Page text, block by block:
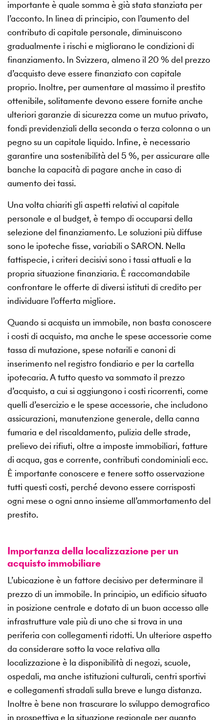
importante è quale somma è già stata stanziata per
l’acconto. In linea di principio, con l’aumento del
contributo di capitale personale, diminuiscono
gradualmente i rischi e migliorano le condizioni di
finanziamento. In Svizzera, almeno il 20 % del prezzo
d’acquisto deve essere finanziato con capitale
proprio. Inoltre, per aumentare al massimo il prestito
ottenibile, solitamente devono essere fornite anche
ulteriori garanzie di sicurezza come un mutuo privato,
fondi previdenziali della seconda o terza colonna o un
pegno su un capitale liquido. Infine, è necessario
garantire una sostenibilità del 5 %, per assicurare alle
banche la capacità di pagare anche in caso di
aumento dei tassi.
Una volta chiariti gli aspetti relativi al capitale
personale e al budget, è tempo di occuparsi della
selezione del finanziamento. Le soluzioni più diffuse
sono le ipoteche fisse, variabili o SARON. Nella
fattispecie, i criteri decisivi sono i tassi attuali e la
propria situazione finanziaria. È raccomandabile
confrontare le offerte di diversi istituti di credito per
individuare l’offerta migliore.
Quando si acquista un immobile, non basta conoscere
i costi di acquisto, ma anche le spese accessorie come
tassa di mutazione, spese notarili e canoni di
inserimento nel registro fondiario e per la cartella
ipotecaria. A tutto questo va sommato il prezzo
d’acquisto, a cui si aggiungono i costi ricorrenti, come
quelli d’esercizio e le spese accessorie, che includono
assicurazioni, manutenzione generale, della canna
fumaria e del riscaldamento, pulizia delle strade,
prelievo dei rifiuti, oltre a imposte immobiliari, fatture
di acqua, gas e corrente, contributi condominiali ecc.
È importante conoscere e tenere sotto osservazione
tutti questi costi, perché devono essere corrisposti
ogni mese o ogni anno insieme all’ammortamento del
prestito.
Importanza della localizzazione per un
acquisto immobiliare
L’ubicazione è un fattore decisivo per determinare il
prezzo di un immobile. In principio, un edificio situato
in posizione centrale e dotato di un buon accesso alle
infrastrutture vale più di uno che si trova in una
periferia con collegamenti ridotti. Un ulteriore aspetto
da considerare sotto la voce relativa alla
localizzazione è la disponibilità di negozi, scuole,
ospedali, ma anche istituzioni culturali, centri sportivi
e collegamenti stradali sulla breve e lunga distanza.
Inoltre è bene non trascurare lo sviluppo demografico
in prospettiva e la situazione regionale per quanto